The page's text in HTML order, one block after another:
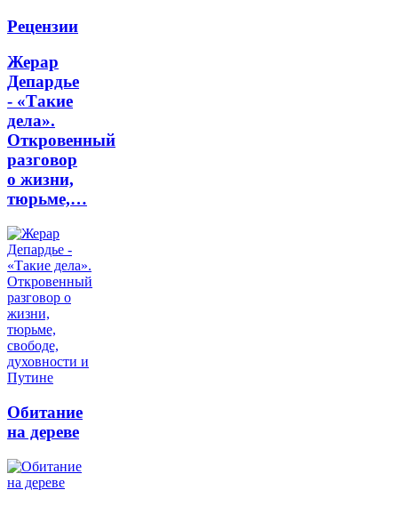
Рецензии
Жерар
Депардье
- «Такие
дела».
Откровенный
разговор
о жизни,
тюрьме,…
Обитание
на дереве